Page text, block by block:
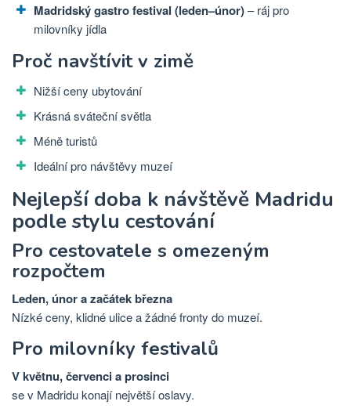
Madridský gastro festival (leden–únor)– ráj pro
milovníky jídla
Proč navštívit v zimě
Nižší ceny ubytování
Krásná sváteční světla
Méně turistů
Ideální pro návštěvy muzeí
Nejlepší doba k návštěvě Madridu
podle stylu cestování
Pro cestovatele s omezeným
rozpočtem
Leden, únor a začátek března
Nízké ceny, klidné ulice a žádné fronty do muzeí.
Pro milovníky festivalů
V květnu, červenci a prosinci
se v Madridu konají největší oslavy.